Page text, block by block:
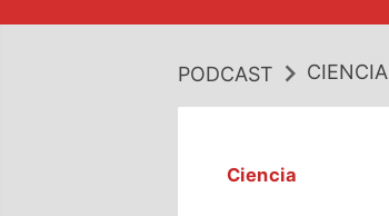
PODCAST CIENCIA
Ciencia